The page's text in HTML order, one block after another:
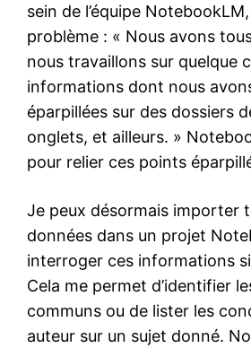
sein de l’équipe
problème : « Nous avons
nous travaillons sur quelque
informations dont nous
éparpillées sur des dossiers
onglets, et ailleurs. »
pour relier ces points
Je peux désormais importer
données dans un projet
interroger ces informations
Cela me permet d’identifier
communs ou de lister les
auteur sur un sujet donné.